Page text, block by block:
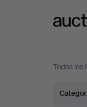
Todos los